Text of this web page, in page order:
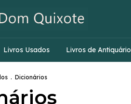
Livros Usados Livros de Antiquário
. Dicionários